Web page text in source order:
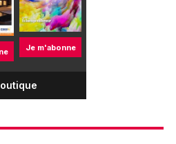
Je m'abonne